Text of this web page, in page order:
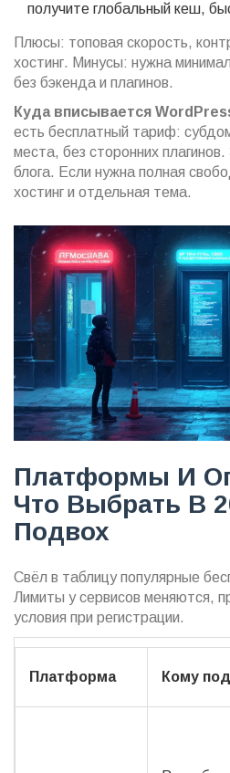
получите глобальный кеш,
Плюсы: топовая скорость,
хостинг. Минусы: нужна
без бэкенда и плагинов.
Куда вписывается
есть бесплатный тариф:
места, без сторонних
блога. Если нужна полная
хостинг и отдельная тема.
Платформы И
Что Выбрать В
Подвох
Свёл в таблицу популярные
Лимиты у сервисов меняются,
условия при регистрации.
Платформа Кому